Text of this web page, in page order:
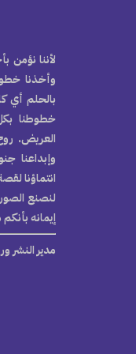
لأننا نؤمن
وأخذنا
بالحلم أي
خطوطنا
العريض. روح
وإبداعنا
انتماؤنا
لنصنع
إيمانه
مدير النشر